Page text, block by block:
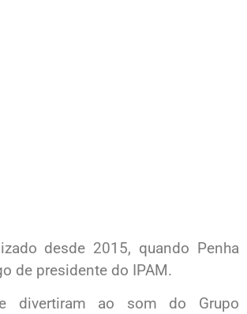
desde 2015, quando Penha
de presidente do IPAM.
divertiram ao som do Grupo